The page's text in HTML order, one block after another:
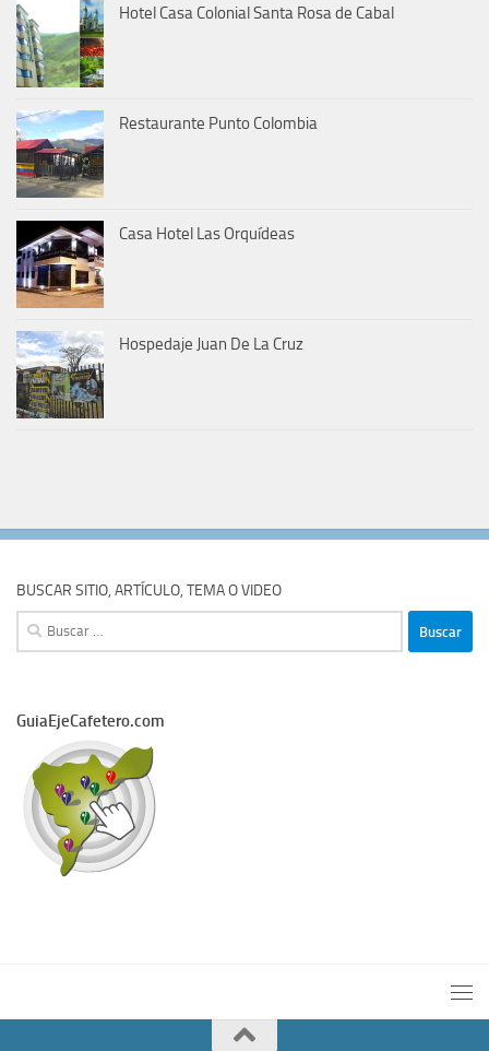
Hotel Casa Colonial Santa Rosa de Cabal
Restaurante Punto Colombia
Casa Hotel Las Orquídeas
Hospedaje Juan De La Cruz
BUSCAR SITIO, ARTÍCULO, TEMA O VIDEO
Buscar:
GuiaEjeCafetero.com